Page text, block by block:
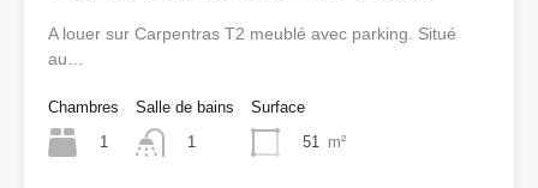
A louer sur Carpentras T2 meublé avec parking. Situé
au…
Chambres
1
Salle de bains
1
Surface
51
m²